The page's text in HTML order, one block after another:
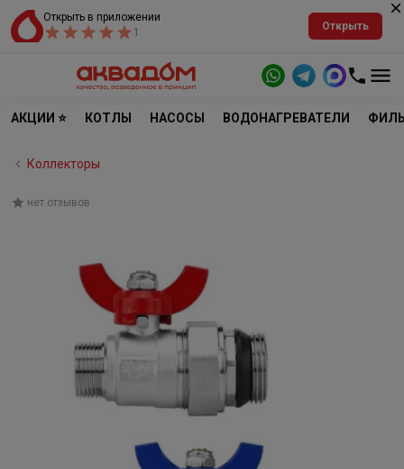
Открыть в приложении
1
Открыть
АКЦИИ ⭐ КОТЛЫ НАСОСЫ ВОДОНАГРЕВАТЕЛИ
Коллекторы
нет отзывов